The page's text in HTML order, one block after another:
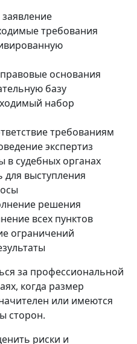
требования
основания
базу
набор
требованиям
экспертиз
в судебных органах
для выступления
решения
всех пунктов
ограничений
за профессиональной
когда размер
или имеются
сторон.
риски и